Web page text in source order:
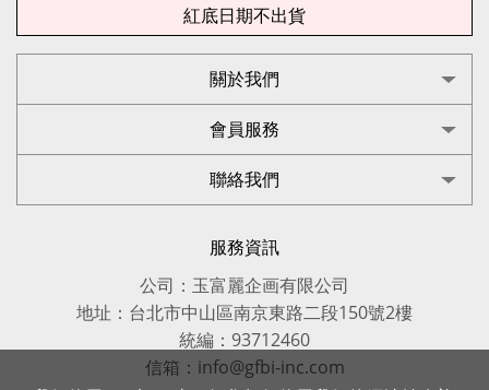
紅底日期不出貨
關於我們
會員服務
聯絡我們
服務資訊
公司：玉富麗企画有限公司
地址：台北市中山區南京東路二段150號2樓
統編：93712460
信箱：info@gfbi-inc.com